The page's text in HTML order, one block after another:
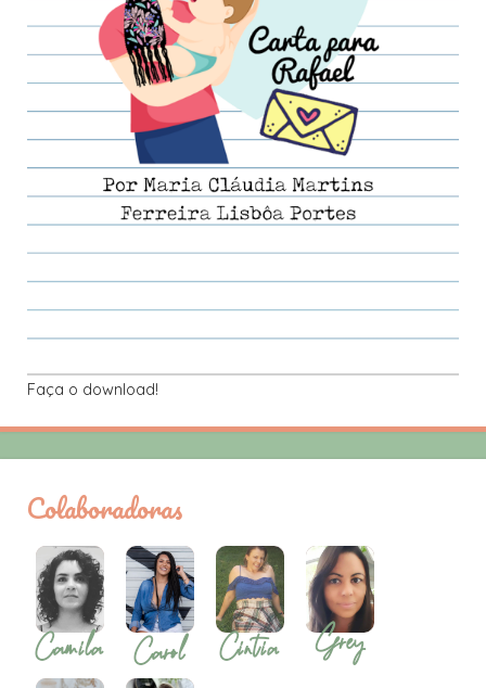
Faça o download!
Colaboradoras